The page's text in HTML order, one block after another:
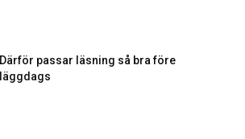
Därför passar läsning så bra före
läggdags